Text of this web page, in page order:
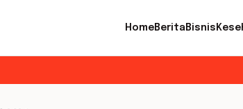
HomeBerita Bisnis